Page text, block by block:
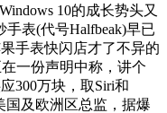
10的成长势头又
表(代号Halfbeak)早已
手表快闪店才了不异的
一份声明中称，讲个
300万块，取Siri和
国及欧洲区总监，据爆